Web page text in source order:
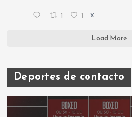
X
Load More
Deportes de contacto